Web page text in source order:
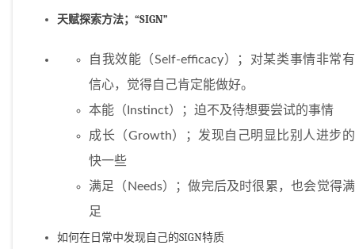
天赋探索方法；“SIGN”
自我效能（Self-efficacy）；对某类事情非常有
信心，觉得自己肯定能做好。
本能（Instinct）；迫不及待想要尝试的事情
成长（Growth）；发现自己明显比别人进步的
快一些
满足（Needs）；做完后及时很累，也会觉得满
足
如何在日常中发现自己的SIGN特质